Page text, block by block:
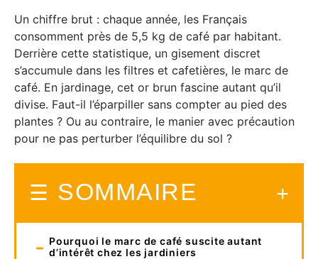
Un chiffre brut : chaque année, les Français
consomment près de 5,5 kg de café par habitant.
Derrière cette statistique, un gisement discret
s’accumule dans les filtres et cafetières, le marc de
café. En jardinage, cet or brun fascine autant qu’il
divise. Faut-il l’éparpiller sans compter au pied des
plantes ? Ou au contraire, le manier avec précaution
pour ne pas perturber l’équilibre du sol ?
SOMMAIRE
Pourquoi le marc de café suscite autant
d’intérêt chez les jardiniers